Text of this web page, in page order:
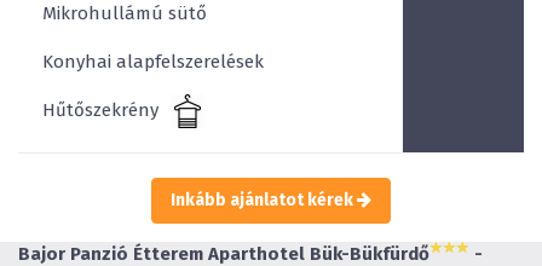
Privát jakuzzival, a forró hangulatért kulcsra zárt
wellness helyiségünkben…
Mikrohullámú sütő
Konyhai alapfelszerelések
Hűtőszekrény
Inkább ajánlatot kérek
Bajor Panzió Étterem Aparthotel Bük-Bükfürdő
-